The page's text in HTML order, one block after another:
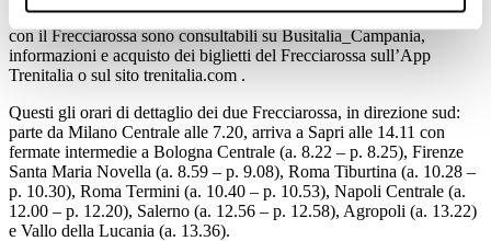
L’offerta dei servizi di trasporto pubblico locale su gomma integrati
con il Frecciarossa sono consultabili su Busitalia_Campania,
informazioni e acquisto dei biglietti del Frecciarossa sull’App
Trenitalia o sul sito trenitalia.com .
Questi gli orari di dettaglio dei due Frecciarossa, in direzione sud:
parte da Milano Centrale alle 7.20, arriva a Sapri alle 14.11 con
fermate intermedie a Bologna Centrale (a. 8.22 – p. 8.25), Firenze
Santa Maria Novella (a. 8.59 – p. 9.08), Roma Tiburtina (a. 10.28 –
p. 10.30), Roma Termini (a. 10.40 – p. 10.53), Napoli Centrale (a.
12.00 – p. 12.20), Salerno (a. 12.56 – p. 12.58), Agropoli (a. 13.22)
e Vallo della Lucania (a. 13.36).